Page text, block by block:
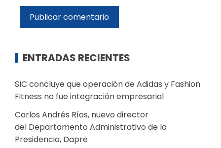
ENTRADAS RECIENTES
SIC concluye que operación de Adidas y Fashion
Fitness no fue integración empresarial
Carlos Andrés Ríos, nuevo director
del Departamento Administrativo de la
Presidencia, Dapre